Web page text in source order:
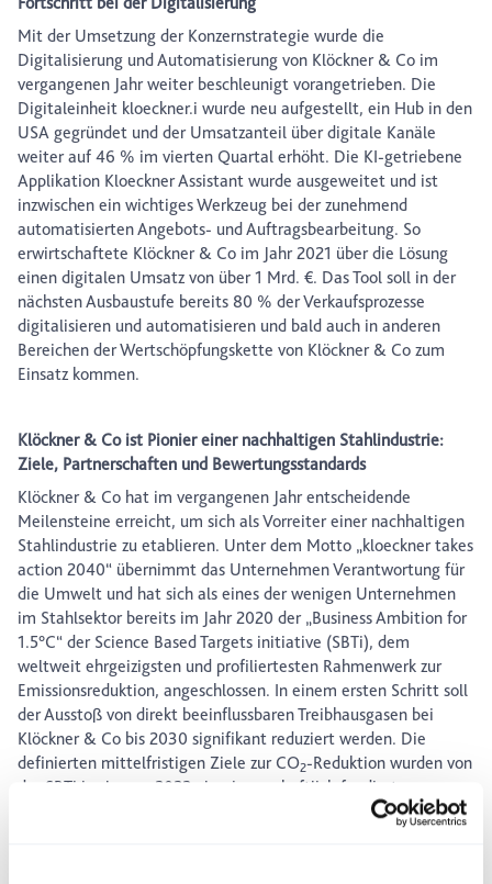
Mit der Umsetzung der Konzernstrategie wurde die
Digitalisierung und Automatisierung von Klöckner & Co im
vergangenen Jahr weiter beschleunigt vorangetrieben. Die
Digitaleinheit kloeckner.i wurde neu aufgestellt, ein Hub in den
USA gegründet und der Umsatzanteil über digitale Kanäle
weiter auf 46 % im vierten Quartal erhöht. Die KI-getriebene
Applikation Kloeckner Assistant wurde ausgeweitet und ist
inzwischen ein wichtiges Werkzeug bei der zunehmend
automatisierten Angebots- und Auftragsbearbeitung. So
erwirtschaftete Klöckner & Co im Jahr 2021 über die Lösung
einen digitalen Umsatz von über 1 Mrd. €. Das Tool soll in der
nächsten Ausbaustufe bereits 80 % der Verkaufsprozesse
digitalisieren und automatisieren und bald auch in anderen
Bereichen der Wertschöpfungskette von Klöckner & Co zum
Einsatz kommen.
Klöckner & Co ist Pionier einer nachhaltigen Stahlindustrie:
Ziele, Partnerschaften und Bewertungsstandards
Klöckner & Co hat im vergangenen Jahr entscheidende
Meilensteine erreicht, um sich als Vorreiter einer nachhaltigen
Stahlindustrie zu etablieren. Unter dem Motto „kloeckner takes
action 2040“ übernimmt das Unternehmen Verantwortung für
die Umwelt und hat sich als eines der wenigen Unternehmen
im Stahlsektor bereits im Jahr 2020 der „Business Ambition for
1.5°C“ der Science Based Targets initiative (SBTi), dem
weltweit ehrgeizigsten und profiliertesten Rahmenwerk zur
Emissionsreduktion, angeschlossen. In einem ersten Schritt soll
der Ausstoß von direkt beeinflussbaren Treibhausgasen bei
Klöckner & Co bis 2030 signifikant reduziert werden. Die
definierten mittelfristigen Ziele zur CO2-Reduktion wurden von
der SBTi im Januar 2022 als wissenschaftlich fundiert
anerkannt. Zudem plant das Unternehmen langfristig, die